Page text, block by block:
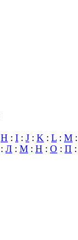
H : I : J : K : L : M :
: Л : М : Н : О : П :